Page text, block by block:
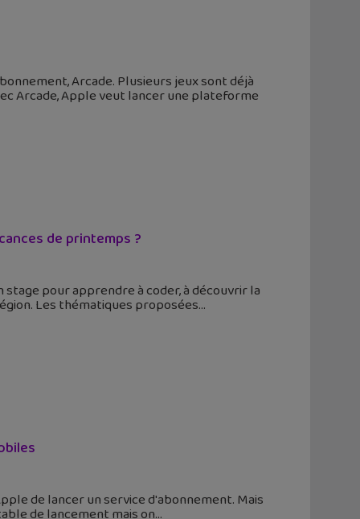
Arcade. Plusieurs jeux sont déjà
Arcade, Apple veut lancer une plateforme
de printemps ?
pour apprendre à coder, à découvrir la
Les thématiques proposées
de lancer un service d'abonnement. Mais
de lancement mais on